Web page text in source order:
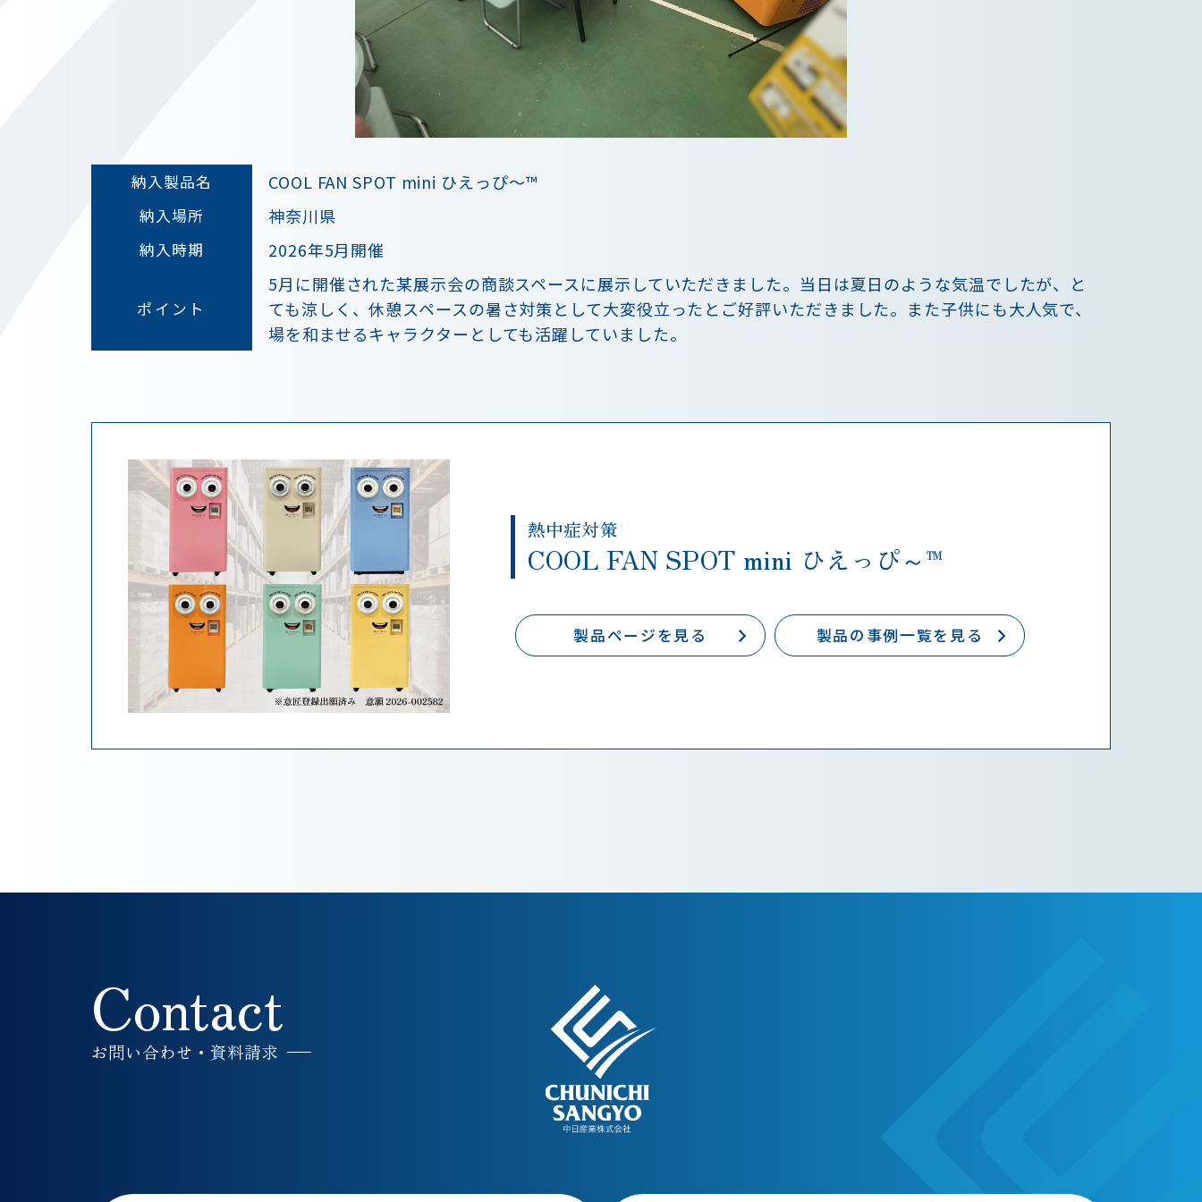
納入製品名 COOL FAN SPOT mini ひえっぴ～™
納入場所 神奈川県
納入時期 2026年5月開催
ポイント
5月に開催された某展示会の商談スペースに展示していただきました。当日は夏日のような気温でしたが、と
ても涼しく、休憩スペースの暑さ対策として大変役立ったとご好評いただきました。また子供にも大人気で、
場を和ませるキャラクターとしても活躍していました。
熱中症対策
COOL FAN SPOT mini ひえっぴ～™
製品ページを見る 製品の事例一覧を見る
Contact
お問い合わせ・資料請求